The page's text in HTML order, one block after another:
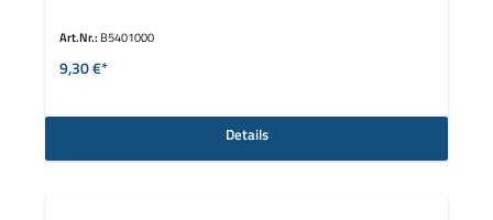
Art.Nr.: B5401000
9,30 €*
Details